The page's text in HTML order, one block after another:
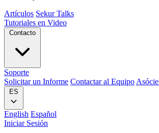
Artículos Sekur Talks
Tutoriales en Video
Contacto
Soporte
Solicitar un Informe Contactar al Equipo
ES
English Español
Iniciar Sesión